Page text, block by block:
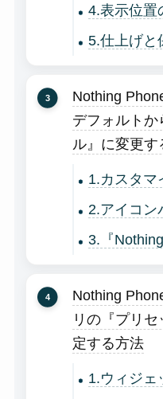
4.表示位置
5.仕上げと
Nothing
デフォルトか
ル』に変更す
1.カスタマ
2.アイコン
3.『
Nothing
リの『プリ
定する方法
1.ウィジェ